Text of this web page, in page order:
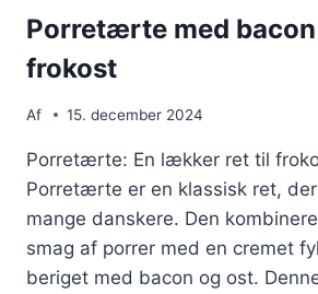
Porretærte med
frokost
Af 15. december 2024
Porretærte: En lækker ret til
Porretærte er en klassisk ret,
mange danskere. Den
smag af porrer med en cremet
beriget med bacon og ost.